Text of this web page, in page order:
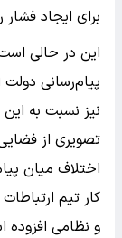
برای ایجاد فشار
این در حالی
پیام‌رسانی
نیز نسبت به این
تصویری از
اختلاف میان
کار تیم
و نظامی افزوده